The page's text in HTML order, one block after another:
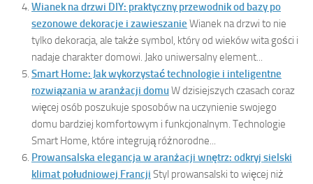
Wianek na drzwi DIY: praktyczny przewodnik od bazy po
sezonowe dekoracje i zawieszanie Wianek na drzwi to nie
tylko dekoracja, ale także symbol, który od wieków wita gości i
nadaje charakter domowi. Jako uniwersalny element...
Smart Home: Jak wykorzystać technologie i inteligentne
rozwiązania w aranżacji domuW dzisiejszych czasach coraz
więcej osób poszukuje sposobów na uczynienie swojego
domu bardziej komfortowym i funkcjonalnym. Technologie
Smart Home, które integrują różnorodne...
Prowansalska elegancja w aranżacji wnętrz: odkryj sielski
klimat południowej Francji Styl prowansalski to więcej niż